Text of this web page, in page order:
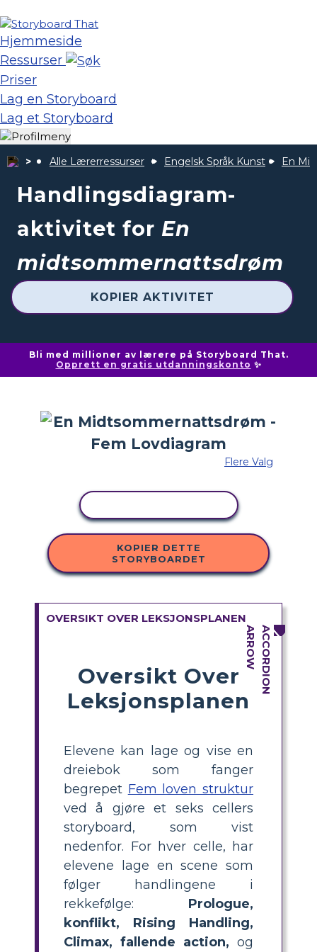
Hjemmeside
Ressurser
Priser
Lag en Storyboard
Lag et Storyboard
Alle Lærerressurser Engelsk Språk Kunst En
Handlingsdiagram-
aktivitet for En
midtsommernattsdrøm
KOPIER AKTIVITET
Bli med millioner av lærere på Storyboard That.
Opprett en gratis utdanningskonto ✨
Flere Valg
KOPIER DETTE
STORYBOARDET
OVERSIKT OVER LEKSJONSPLANEN
Oversikt Over
Leksjonsplanen
Elevene kan lage og vise en
dreiebok som fanger
begrepet Fem loven struktur
ved å gjøre et seks cellers
storyboard, som vist
nedenfor. For hver celle, har
elevene lage en scene som
følger handlingene i
rekkefølge: Prologue,
konflikt, Rising Handling,
Climax, fallende action, og